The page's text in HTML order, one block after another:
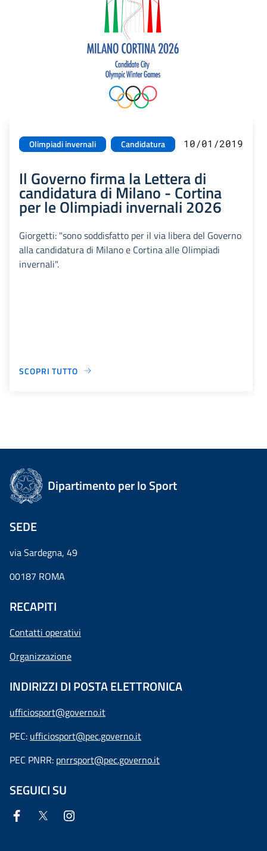
Olimpiadi invernali Candidatura 10/01/2019
Il Governo firma la Lettera di
candidatura di Milano - Cortina
per le Olimpiadi invernali 2026
Giorgetti: "sono soddisfatto per il via libera del Governo
alla candidatura di Milano e Cortina alle Olimpiadi
invernali".
SCOPRI TUTTO
Dipartimento per lo Sport
SEDE
via Sardegna, 49
00187 ROMA
RECAPITI
Contatti operativi
Organizzazione
INDIRIZZI DI POSTA ELETTRONICA
ufficiosport@governo.it
PEC: ufficiosport@pec.governo.it
PEC PNRR: pnrrsport@pec.governo.it
SEGUICI SU